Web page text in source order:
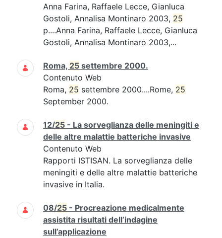
Anna Farina, Raffaele Lecce, Gianluca
Gostoli, Annalisa Montinaro 2003, 25
p....Anna Farina, Raffaele Lecce, Gianluca
Gostoli, Annalisa Montinaro 2003,...
Roma, 25 settembre 2000.
Contenuto Web
Roma, 25 settembre 2000....Rome, 25
September 2000.
12/25 - La sorveglianza delle meningiti e
delle altre malattie batteriche invasive
Contenuto Web
Rapporti ISTISAN. La sorveglianza delle
meningiti e delle altre malattie batteriche
invasive in Italia.
08/25 - Procreazione medicalmente
assistita risultati dell’indagine
sull’applicazione